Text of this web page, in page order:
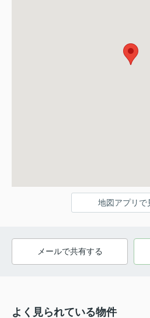
地図アプリで
メールで共有する
よく見られている物件